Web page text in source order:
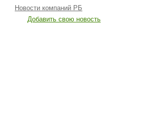
Новости компаний РБ
Добавить свою новость